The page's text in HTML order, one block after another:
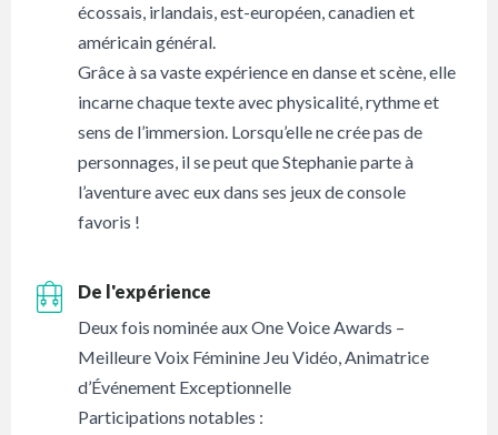
écossais, irlandais, est-européen, canadien et
américain général.
Grâce à sa vaste expérience en danse et scène, elle
incarne chaque texte avec physicalité, rythme et
sens de l’immersion. Lorsqu’elle ne crée pas de
personnages, il se peut que Stephanie parte à
l’aventure avec eux dans ses jeux de console
favoris !
De l'expérience
Deux fois nominée aux One Voice Awards –
Meilleure Voix Féminine Jeu Vidéo, Animatrice
d’Événement Exceptionnelle
Participations notables :